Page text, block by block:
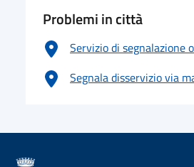
Problemi in città
Servizio di segnalazione
Segnala disservizio via
logo Unione Europea